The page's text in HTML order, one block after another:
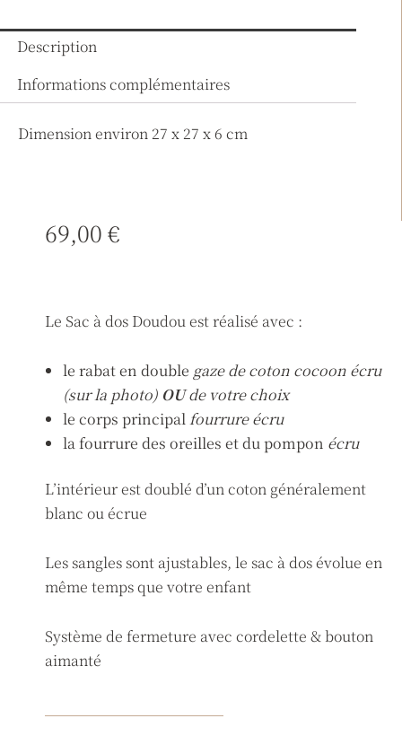
Description
Informations complémentaires
Dimension environ 27 x 27 x 6 cm
69,00€
Le Sac à dos Doudou est réalisé avec :
le rabat en double gaze de coton cocoon écru
(sur la photo) OUde votre choix
le corps principalfourrure écru
la fourrure des oreilles et du pompon écru
L’intérieur est doublé d’un coton généralement
blanc ou écrue
Les sangles sont ajustables, le sac à dos évolue en
même temps que votre enfant
Système de fermeture avec cordelette & bouton
aimanté